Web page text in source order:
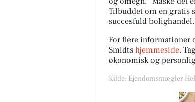
Tilbuddet om en gratis
succesfuld bolighandel.
For flere informationer
Smidts hjemmeside.
økonomisk og
Kilde: Ejendomsmægler
Karlsen
Så er det næste
lager haves. T-
120kr pr stk.
Åbn opslaget